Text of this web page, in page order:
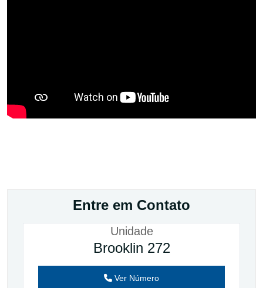
Entre em Contato
Unidade
Brooklin 272
Ver Número